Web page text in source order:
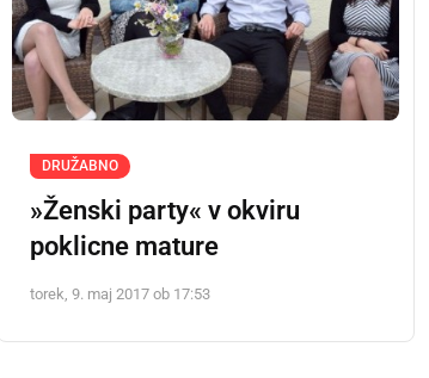
DRUŽABNO
»Ženski party« v okviru
poklicne mature
torek, 9. maj 2017 ob 17:53